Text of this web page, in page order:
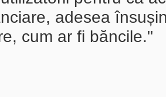
adesea
cum ar fi băncile."